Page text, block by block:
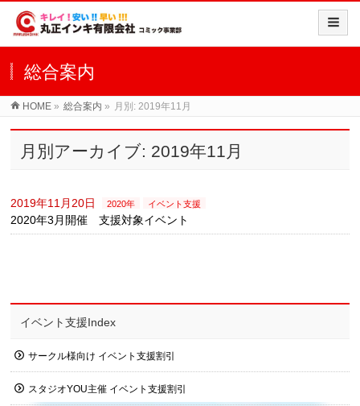
総合案内
HOME » 総合案内 » 月別: 2019年11月
月別アーカイブ: 2019年11月
2019年11月20日 2020年 イベント支援
2020年3月開催 支援対象イベント
イベント支援Index
サークル様向け イベント支援割引
スタジオYOU主催 イベント支援割引